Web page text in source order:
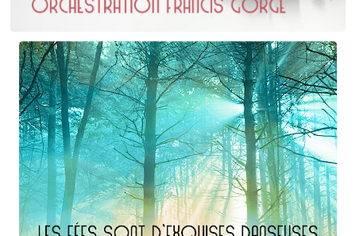
Erik Satie
D'une manière particulière